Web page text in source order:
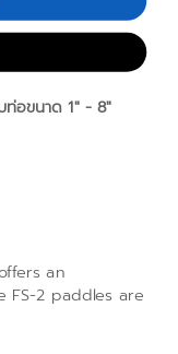
ท่อขนาด 1" - 8"
an
FS-2 paddles are